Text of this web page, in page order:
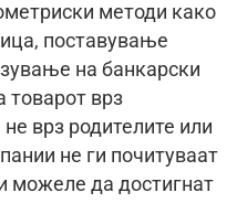
методи како
поставување
на банкарски
товарот врз
врз родителите или
не ги почитуваат
можеле да достигнат